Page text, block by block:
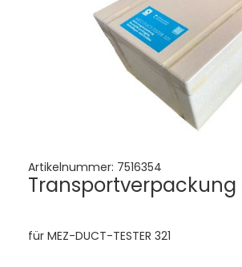
Artikelnummer: 7516354
Transportverpackung
für MEZ-DUCT-TESTER 321